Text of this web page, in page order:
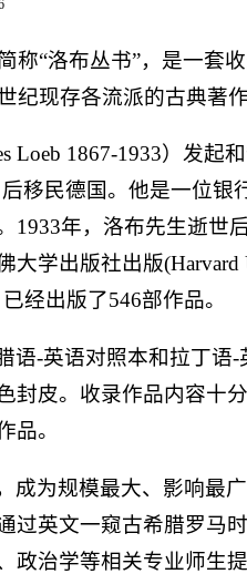
称“洛布丛书”，是一套
纪现存各流派的古典著作
Loeb 1867-1933）发起
移民德国。他是一位银
1933年，洛布先生逝世
学出版社出版(Harvard
经出版了546部作品。
语-英语对照本和拉丁语-
封皮。收录作品内容十
品。
成为规模最大、影响最
过英文一窥古希腊罗马
政治学等相关专业师生